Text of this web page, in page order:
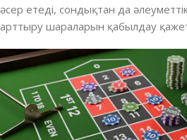
әсер етеді, сондықтан да
арттыру шараларын қабылдау